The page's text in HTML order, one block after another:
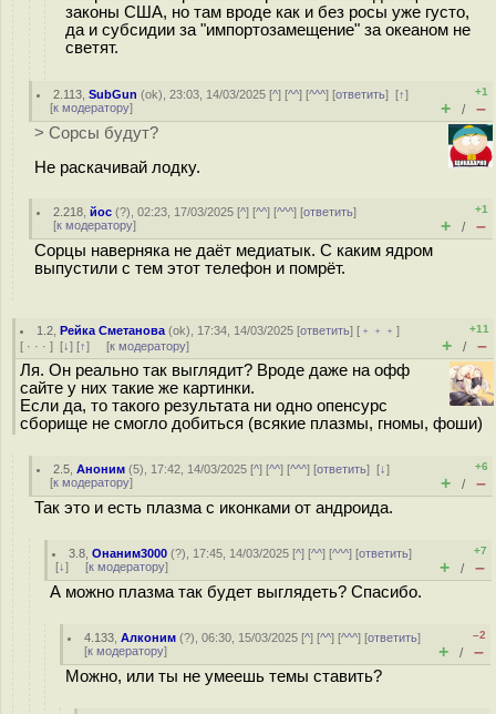
законы США, но там вроде как и без росы уже густо,
да и субсидии за "импортозамещение" за океаном не
светят.
2.113 ,SubGun (ok), 23:03, 14/03/2025 [^] [^^] [^^^] [ответить][↑]
[к модератору]
+1
+ / –
> Сорсы будут?
Не раскачивай лодку.
2.218 ,йос (?), 02:23, 17/03/2025 [^] [^^] [^^^] [ответить]
[к модератору]
+1
+ / –
Сорцы наверняка не даёт медиатык. С каким ядром
выпустили с тем этот телефон и помрёт.
1.2 ,Рейка Сметанова (ok), 17:34, 14/03/2025 [ответить] [ ﹢﹢﹢]
[ · · · ] [↓] [↑] [к модератору]
+11
+ / –
Ля. Он реально так выглядит? Вроде даже на офф
сайте у них такие же картинки.
Если да, то такого результата ни одно опенсурс
сборище не смогло добиться (всякие плазмы, гномы, фоши)
2.5 ,Аноним (5), 17:42, 14/03/2025 [^] [^^] [^^^] [ответить][↓]
[к модератору]
+6
+ / –
Так это и есть плазма с иконками от андроида.
3.8 ,Онаним3000 (?), 17:45, 14/03/2025 [^] [^^] [^^^] [ответить]
[↓] [к модератору]
+7
+ / –
А можно плазма так будет выглядеть? Спасибо.
4.133 ,Алконим (?), 06:30, 15/03/2025 [^] [^^] [^^^] [ответить]
[к модератору]
–2
+ / –
Можно, или ты не умеешь темы ставить?